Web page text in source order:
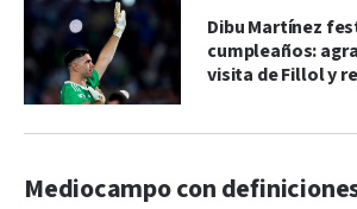
Dibu Martínez
cumpleaños:
visita de Fillol y
Mediocampo con